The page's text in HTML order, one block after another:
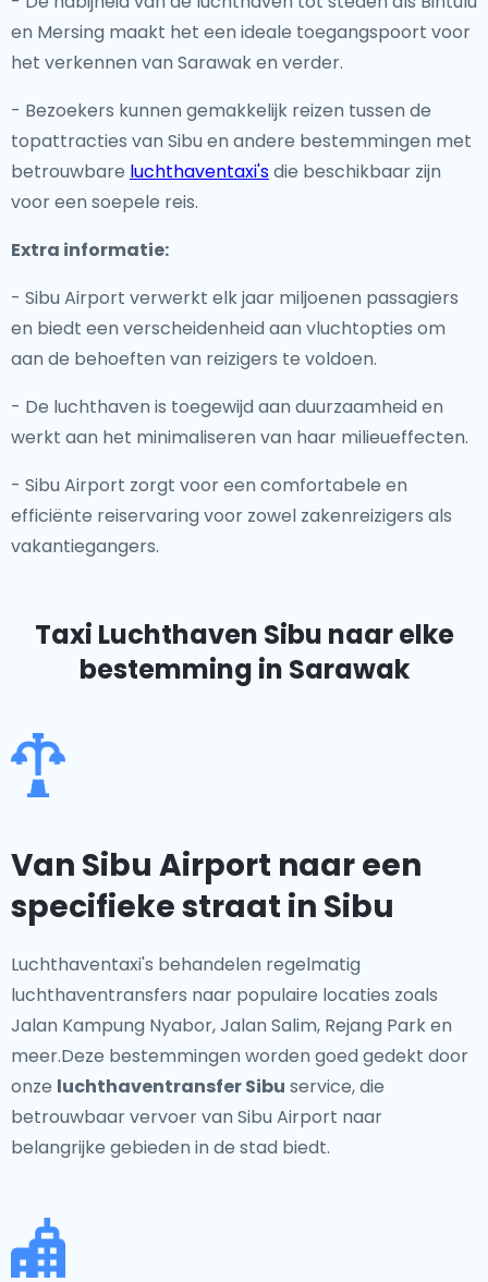
en Mersing maakt het een ideale toegangspoort voor
het verkennen van Sarawak en verder.
- Bezoekers kunnen gemakkelijk reizen tussen de
topattracties van Sibu en andere bestemmingen met
betrouwbare luchthaventaxi'sdie beschikbaar zijn
voor een soepele reis.
Extra informatie:
- Sibu Airport verwerkt elk jaar miljoenen passagiers
en biedt een verscheidenheid aan vluchtopties om
aan de behoeften van reizigers te voldoen.
- De luchthaven is toegewijd aan duurzaamheid en
werkt aan het minimaliseren van haar milieueffecten.
- Sibu Airport zorgt voor een comfortabele en
efficiënte reiservaring voor zowel zakenreizigers als
vakantiegangers.
Taxi Luchthaven Sibu naar elke
bestemming in Sarawak
Van Sibu Airport naar een
specifieke straat in Sibu
Luchthaventaxi's behandelen regelmatig
luchthaventransfers naar populaire locaties zoals
Jalan Kampung Nyabor, Jalan Salim, Rejang Park en
meer.Deze bestemmingen worden goed gedekt door
onze luchthaventransfer Sibu service, die
betrouwbaar vervoer van Sibu Airport naar
belangrijke gebieden in de stad biedt.